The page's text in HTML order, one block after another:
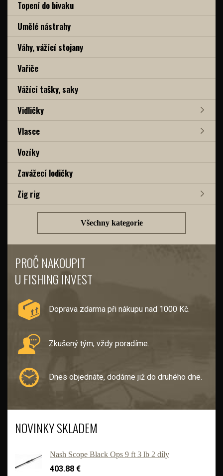
Topení do bivaku
Umělé nástrahy
Váhy, vážící stojany
Vařiče
Vážící tašky, saky
Vidličky
Vlasce
Vozíky
Zavážecí lodičky
Zig rig
Všechny kategorie
PROČ NAKOUPIT
U FISHING INVEST
Doprava zdarma při nákupu nad 1000 Kč.
Zkušený tým, vždy poradíme.
Dnes objednáte, dodáme již do druhého dne.
NOVINKY SKLADEM
Nash Scope Black Ops 9 ft 3 lb 2 díly
403.88 €